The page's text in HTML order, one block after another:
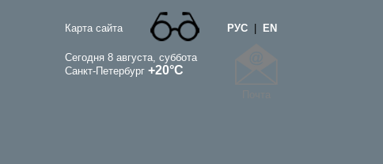
Карта сайта РУС | EN
Сегодня 8 августа, суббота
Санкт-Петербург +20°C